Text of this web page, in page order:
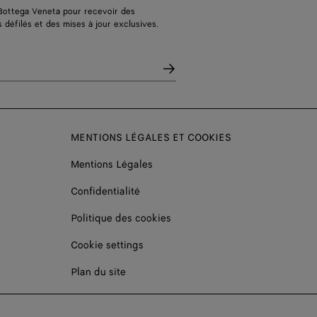
Veneta pour recevoir des
et des mises à jour exclusives.
MENTIONS LÉGALES ET COOKIES
Mentions Légales
Confidentialité
Politique des cookies
Cookie settings
Plan du site